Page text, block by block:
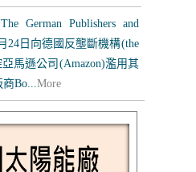
Publishers and
24日向德國反壟斷機構(the
馬遜公司(Amazon)濫用其
商Bo...More